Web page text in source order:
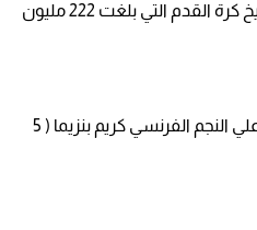
مليون يورو) والنجم البرازيلي نيمار ( 8 مليون يورو) والذي يحتفظ بلقب أغلي صفقة في تاريخ كرة القدم التي بلغت 222 مليون
والجدير بالذكر أن ليونيل ميسي هو أغلي لاعبي مواليد 1987 بقيمة 15 مليون يورو متفوقاً علي النجم الفرنسي كريم بنزيما ( 5